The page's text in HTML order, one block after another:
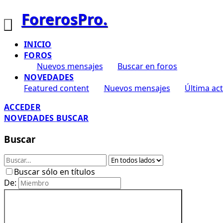
ForerosPro.
INICIO
FOROS
Nuevos mensajes
Buscar en foros
NOVEDADES
Featured content
Nuevos mensajes
Última
ACCEDER
NOVEDADES BUSCAR
Buscar
Buscar sólo en títulos
De: